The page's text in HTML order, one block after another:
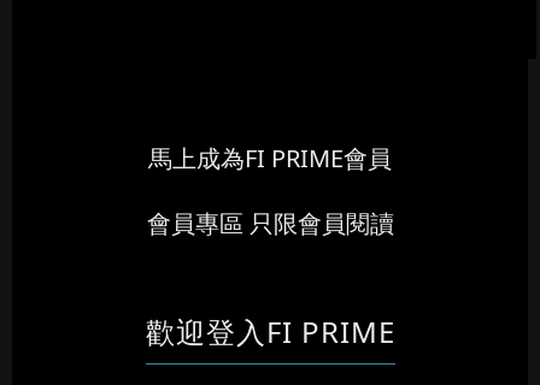
馬上成為FI PRIME會員
會員專區 只限會員閱讀
歡迎登入FI PRIME